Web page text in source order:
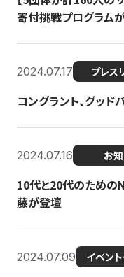
寄付挑戦プログラム
2024.07.17 プレス
コングラント、グッ
2024.07.16 お
10代と20代のための
藤が登壇
2024.07.09 イベント